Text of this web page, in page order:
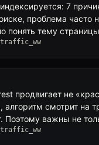
7
проблема часто
понять тему
продвигает не
алгоритм смотрит на
Поэтому важны не